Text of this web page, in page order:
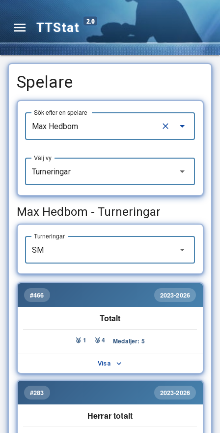
TTStat 2.0
Spelare
Sök efter en spelare
Turneringar
Välj vy
Max Hedbom - Turneringar
Turneringar
#466 2023-2026
Totalt
🥈 1 🥉 4 Medaljer: 5
Visa
#283 2023-2026
Herrar totalt